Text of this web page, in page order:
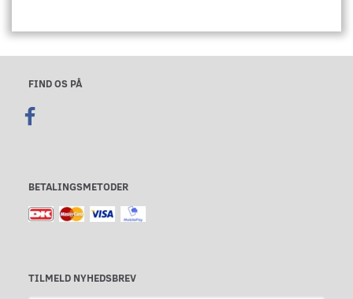
FIND OS PÅ
BETALINGSMETODER
TILMELD NYHEDSBREV